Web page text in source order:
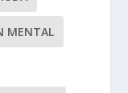
MENTAL